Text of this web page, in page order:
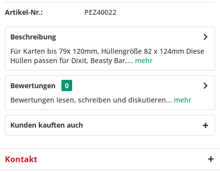
Artikel-Nr.: PEZ40022
Beschreibung
Für Karten bis 79x 120mm, Hüllengröße 82 x 124mm Diese
Hüllen passen für Dixit, Beasty Bar,... mehr
Bewertungen
0
Bewertungen lesen, schreiben und diskutieren... mehr
Kunden kauften auch
Kontakt